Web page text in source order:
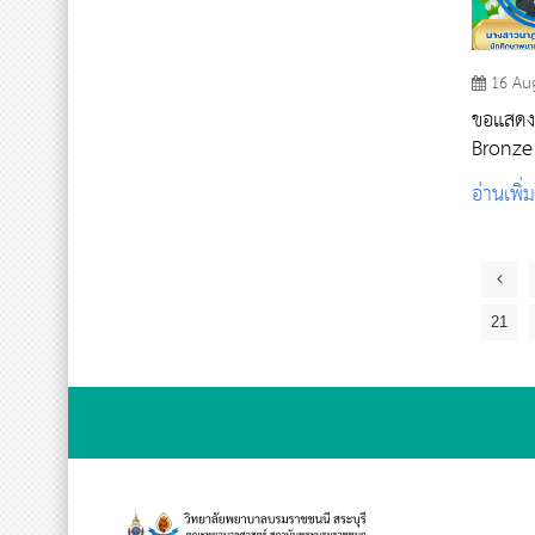
16
ขอแสด
อ่านเพิ่
21